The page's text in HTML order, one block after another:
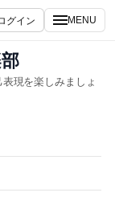
グイン MENU
現を楽しみましょ